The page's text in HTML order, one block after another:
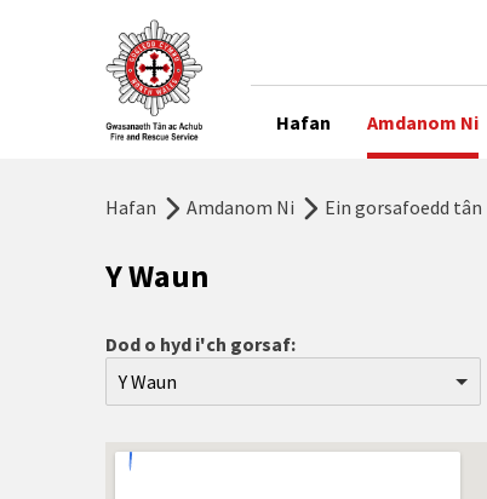
Hafan Amdanom Ni
Hafan Amdanom Ni Ein gorsafoedd tân
Y Waun
Dod o hyd i'ch gorsaf:
Y Waun